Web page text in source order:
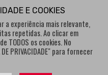
do “Produto do
atribuído por
E COOKIES
a experiência mais relevante,
repetidas. Ao clicar em
TODOS os cookies. No
PRIVACIDADE" para fornecer